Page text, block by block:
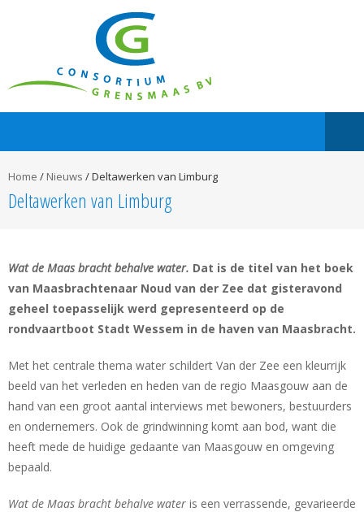
Home / Nieuws /Deltawerken van Limburg
Deltawerken van Limburg
Wat de Maas bracht behalve water. Dat is de titel van het boek
van Maasbrachtenaar Noud van der Zee dat gisteravond
geheel toepasselijk werd gepresenteerd op de
rondvaartboot Stadt Wessem in de haven van Maasbracht.
Met het centrale thema water schildert Van der Zee een kleurrijk
beeld van het verleden en heden van de regio Maasgouw aan de
hand van een groot aantal interviews met bewoners, bestuurders
en ondernemers. Ook de grindwinning komt aan bod, want die
heeft mede de huidige gedaante van Maasgouw en omgeving
bepaald.
Wat de Maas bracht behalve water is een verrassende, gevarieerde